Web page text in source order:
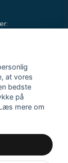
at vores
bedste
på
mere om